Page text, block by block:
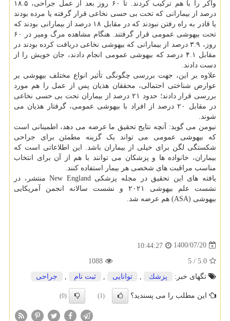
واکر را با هم ترکیب کردند. تا ۶۰ روز بعد از عمل جراحی، ۱۸.۵
درصد از بیمارانی که تحت بی حسی نخاعی قرار گرفته یا مرده بودند
یا قادر به راه رفتن نبودند که در مقابل ۱۸ درصد از بیمارانی بودند که
تحت بیهوشی عمومی قرار گرفتند. هنگام مشاهده مرگ ومیر در ۶۰
روز، ۳.۹ درصد از بیمارانی که بیهوشی نخاعی دریافت کرده بودند در
مقابل ۴.۱ درصد که بیهوشی عمومی انجام دادند، جان خویش را از
دست دادند.
علاوه بر این، جهت بررسی چگونگی تأثیر انواع مختلف بیهوشی بر
عوارض شناختی احتمالی، محققان هذیان پس از عمل را هم مورد
بررسی قرار دادند؛ حدود ۲۱ درصد از بیماران تحت بی حسی نخاعی
در مقابل ۲۰ درصد از افراد با بیهوشی عمومی، گرفتار هذیان می
شوند.
نیومن می گوید: آنچه نتایج تحقیق ما عرضه می دهد، اطمینانی است
که بیهوشی عمومی می تواند یک گزینه مطمئن برای جراحی
شکستگی لگن برای خیلی از بیماران باشد. این اطلاعاتی است که
بیماران، خانواده ها و پزشکان می توانند با هم از آن برای انتخاب
مناسب مراقبت های شخصی هر بیمار استفاده کنند.
یافته های این تحقیق در مجله پزشکی New England منتشر، در
نشست علم بیهوشی ۲۰۲۱ و نشست سالانه انجمن آمریکایی
بیهوشی (ASA) هم عرضه شد.
1400/07/20
10:44:27
5.0
/
5
1088
تگهای خبر:
پزشك توانایی ثبت نام جراحی
این مطلب را می پسندید؟ (1)
(0)